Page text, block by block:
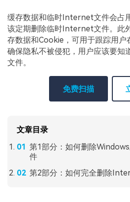
缓存数据和临时Internet文件会占
该定期删除临时Internet文件。此
存数据和Cookie，可用于跟踪用户
确保隐私不被侵犯，用户应该要
文件。
免费扫描
文章目录
第1部分：如何删除
件
第2部分：如何完全删除